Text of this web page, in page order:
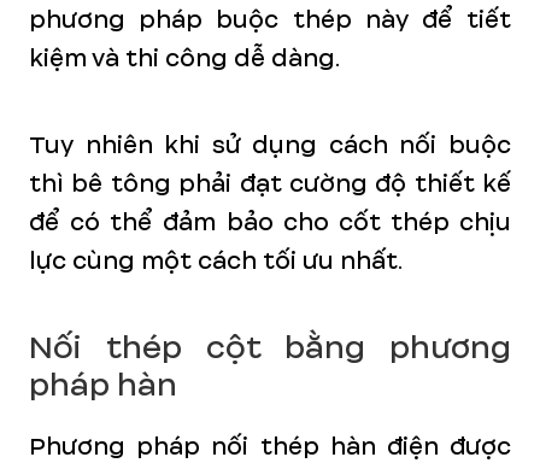
phương pháp buộc thép này để tiết
kiệm và thi công dễ dàng.
Tuy nhiên khi sử dụng cách nối buộc
thì bê tông phải đạt cường độ thiết kế
để có thể đảm bảo cho cốt thép chịu
lực cùng một cách tối ưu nhất.
Nối thép cột bằng phương
pháp hàn
Phương pháp nối thép hàn điện được